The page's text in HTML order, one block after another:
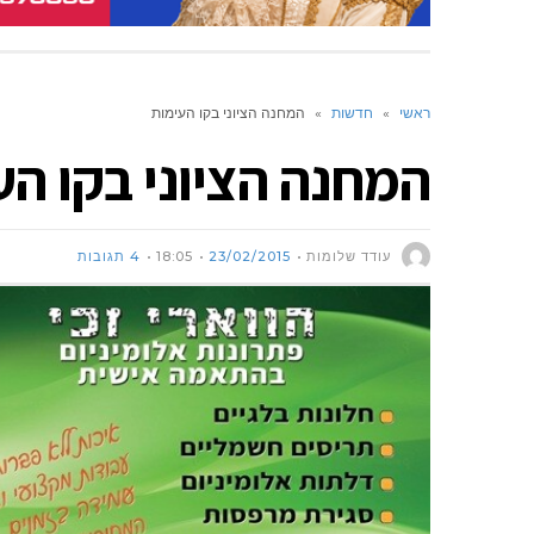
ראשי » חדשות » המחנה הציוני בקו העימות
המחנה הציוני בקו
עודד שלומות 23/02/2015
18:05 4 תגובות